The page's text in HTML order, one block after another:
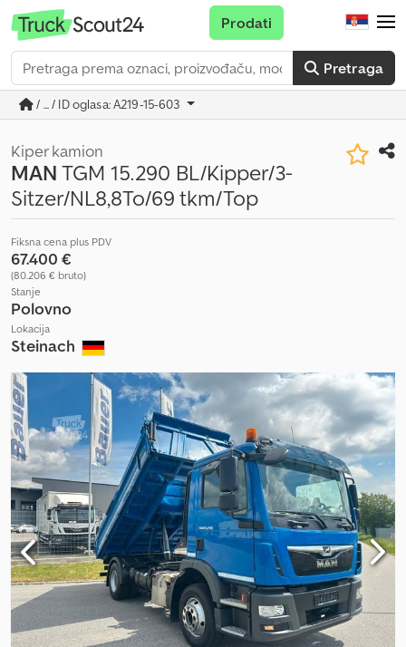
Pretraga
Prodati
/ ... / ID oglasa: A219-15-603
Kiper kamion
MANTGM 15.290 BL/Kipper/3-
Sitzer/NL8,8To/69 tkm/Top
Fiksna cena plus PDV
67.400 €
(80.206 € bruto)
Stanje
Polovno
Lokacija
Steinach